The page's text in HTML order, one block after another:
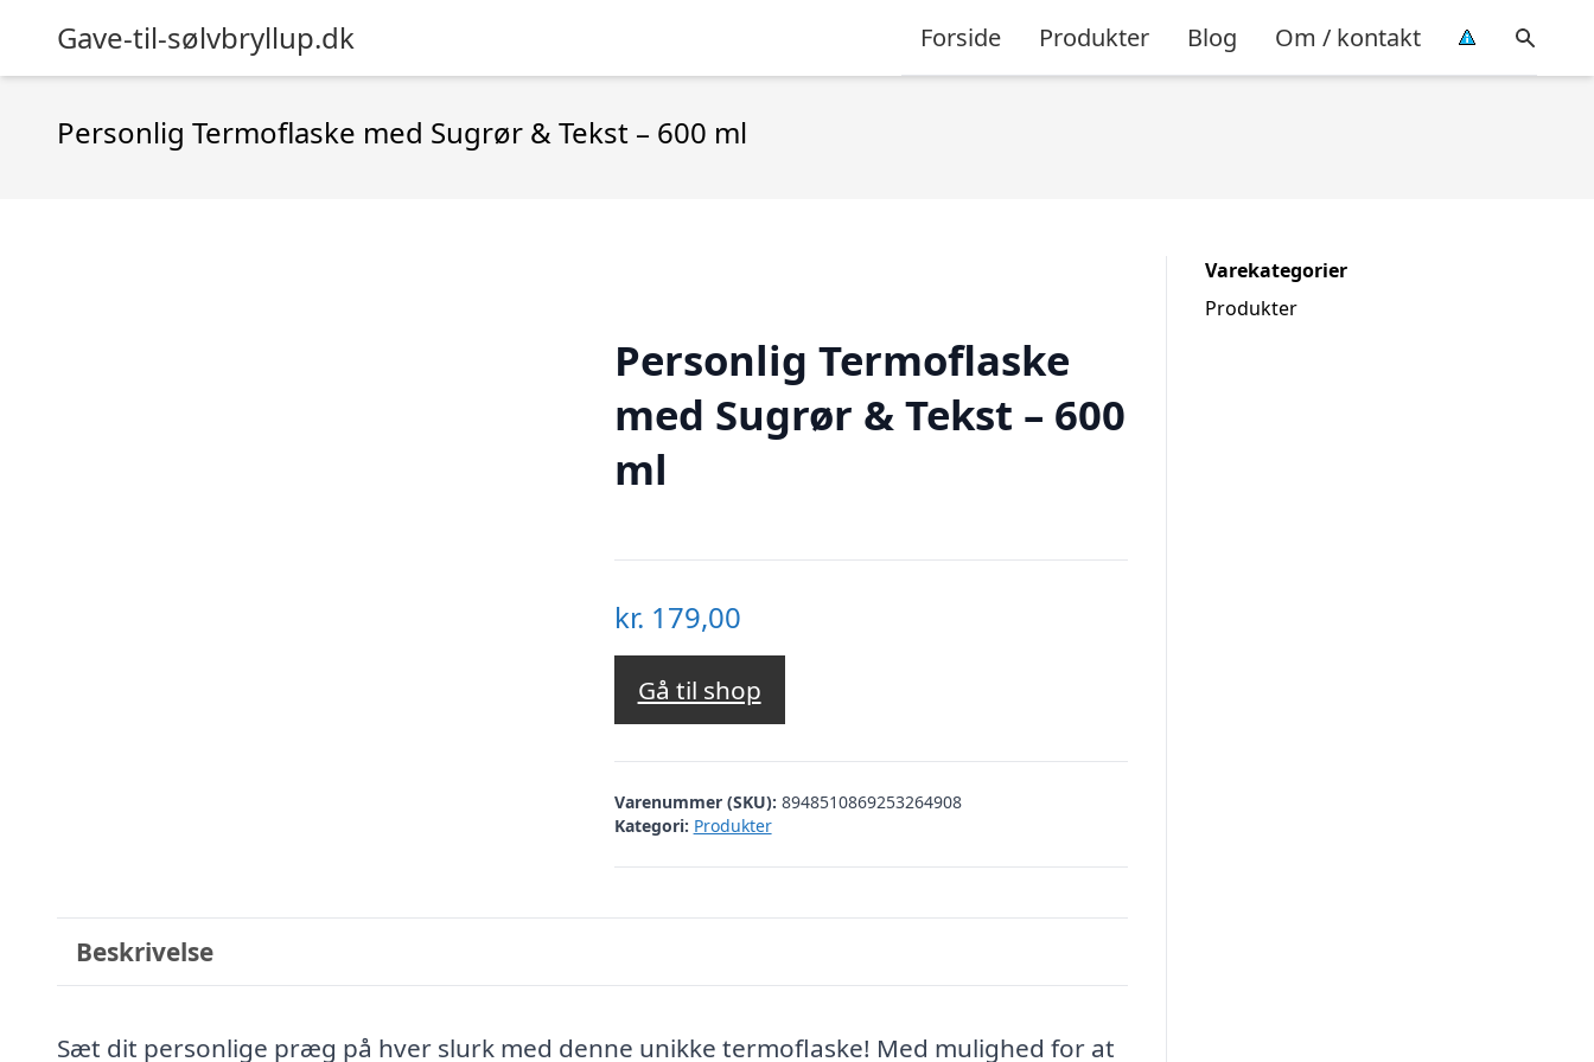
Gave-til-sølvbryllup.dk Forside Produkter Blog Om / kontakt
Personlig Termoflaske med Sugrør & Tekst – 600 ml
Personlig Termoflaske
med Sugrør & Tekst – 600
ml
kr. 179,00
Gå til shop
Varenummer (SKU): 8948510869253264908
Kategori: Produkter
Beskrivelse
Sæt dit personlige præg på hver slurk med denne unikke termoflaske! Med mulighed for at
Varekategorier
Produkter